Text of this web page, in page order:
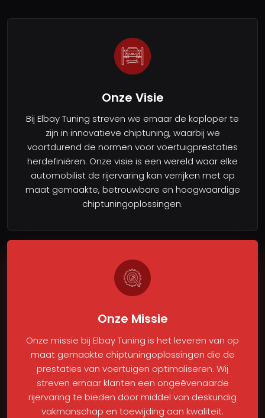
Onze Visie
Bij Elbay Tuning streven we ernaar de koploper te
zijn in innovatieve chiptuning, waarbij we
voortdurend de normen voor voertuigprestaties
herdefiniëren. Onze visie is een wereld waar elke
automobilist de rijervaring kan verrijken met op
maat gemaakte, betrouwbare en hoogwaardige
chiptuningoplossingen.
Onze Missie
Onze missie bij Elbay Tuning is het leveren van op
maat gemaakte chiptuningoplossingen die de
prestaties van voertuigen optimaliseren. Wij
streven ernaar klanten een ongeëvenaarde
rijervaring te bieden door middel van deskundig
vakmanschap en toewijding aan kwaliteit.